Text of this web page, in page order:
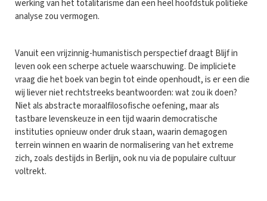
werking van het totalitarisme dan een heel hoofdstuk politieke
analyse zou vermogen.
Vanuit een vrijzinnig-humanistisch perspectief draagt Blijf in
leven ook een scherpe actuele waarschuwing. De impliciete
vraag die het boek van begin tot einde openhoudt, is er een die
wij liever niet rechtstreeks beantwoorden: wat zou ik doen?
Niet als abstracte moraalfilosofische oefening, maar als
tastbare levenskeuze in een tijd waarin democratische
instituties opnieuw onder druk staan, waarin demagogen
terrein winnen en waarin de normalisering van het extreme
zich, zoals destijds in Berlijn, ook nu via de populaire cultuur
voltrekt.